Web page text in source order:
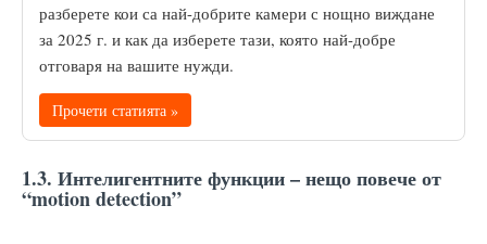
разберете кои са най-добрите камери с нощно виждане
за 2025 г. и как да изберете тази, която най-добре
отговаря на вашите нужди.
Прочети статията »
1.3. Интелигентните функции – нещо повече от
“motion detection”